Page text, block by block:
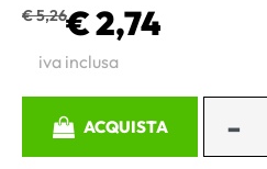
€ 5,26€ 2,74
iva inclusa
ACQUISTA